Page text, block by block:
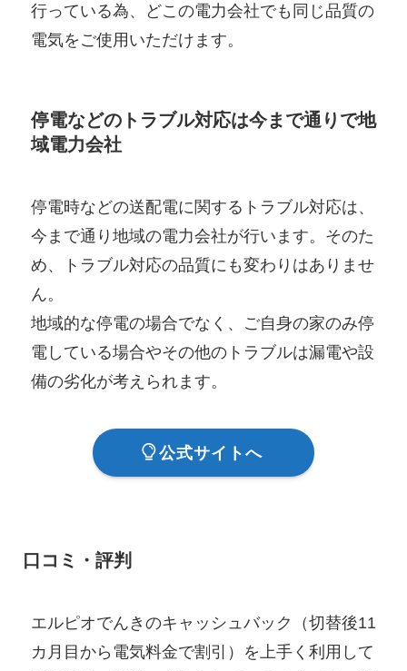
行っている為、どこの電力会社でも同じ品質の
電気をご使用いただけます。
停電などのトラブル対応は今まで通りで地
域電力会社
停電時などの送配電に関するトラブル対応は、
今まで通り地域の電力会社が行います。そのた
め、トラブル対応の品質にも変わりはありませ
ん。
地域的な停電の場合でなく、ご自身の家のみ停
電している場合やその他のトラブルは漏電や設
備の劣化が考えられます。
公式サイトへ
口コミ ・評判
エルピオでんきのキャッシュバック（切替後11
カ月目から電気料金で割引）を上手く利用して